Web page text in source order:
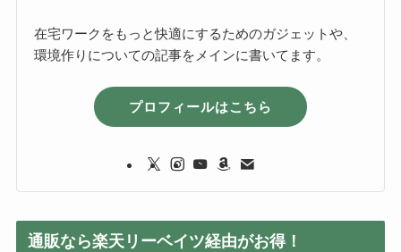
在宅ワークをもっと快適にするためのガジェットや、
環境作りについての記事をメインに書いてます。
プロフィールはこちら
通販なら楽天リーベイツ経由がお得！